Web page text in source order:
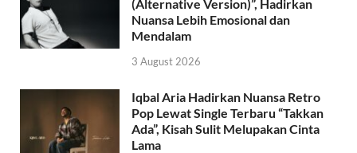
(Alternative Version)”, Hadirkan
Nuansa Lebih Emosional dan
Mendalam
3 August 2026
Iqbal Aria Hadirkan Nuansa Retro
Pop Lewat Single Terbaru “Takkan
Ada”, Kisah Sulit Melupakan Cinta
Lama